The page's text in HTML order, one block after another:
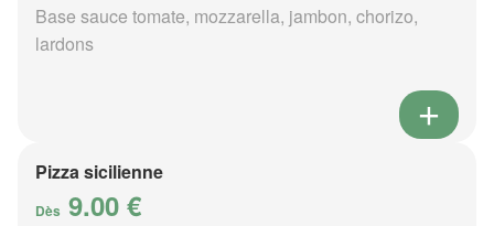
Base sauce tomate, mozzarella, jambon, chorizo,
lardons
Pizza sicilienne
Dès 9.00 €